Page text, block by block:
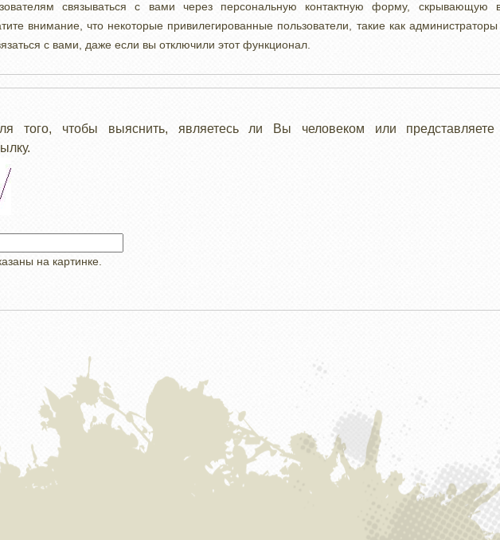
связываться с вами через персональную контактную форму, скрывающую
внимание, что некоторые привилегированные пользователи, такие как администраторы
с вами, даже если вы отключили этот функционал.
того, чтобы выяснить, являетесь ли Вы человеком или
на картинке.